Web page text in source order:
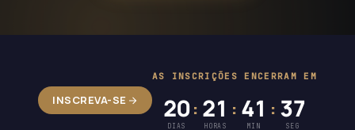
INSCREVA-SE
AS INSCRIÇÕES ENCERRAM EM
20
DIAS
: 21
HORAS
: 41
MIN
: 36
SEG